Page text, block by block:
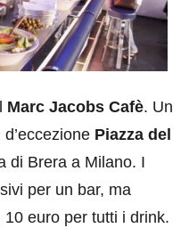
Marc Jacobs Cafè. Un
Piazza del
di Brera a Milano. I
per un bar, ma
euro per tutti i drink.